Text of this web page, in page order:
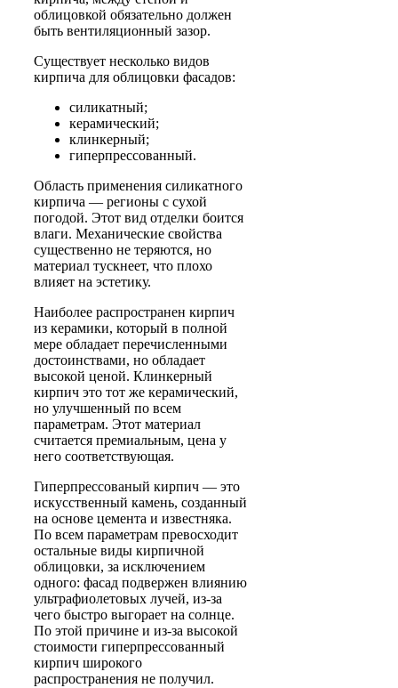
облицовкой обязательно должен
быть вентиляционный зазор.
Существует несколько видов
кирпича для облицовки фасадов:
силикатный;
керамический;
клинкерный;
гиперпрессованный.
Область применения силикатного
кирпича — регионы с сухой
погодой. Этот вид отделки боится
влаги. Механические свойства
существенно не теряются, но
материал тускнеет, что плохо
влияет на эстетику.
Наиболее распространен кирпич
из керамики, который в полной
мере обладает перечисленными
достоинствами, но обладает
высокой ценой. Клинкерный
кирпич это тот же керамический,
но улучшенный по всем
параметрам. Этот материал
считается премиальным, цена у
него соответствующая.
Гиперпрессованый кирпич — это
искусственный камень, созданный
на основе цемента и известняка.
По всем параметрам превосходит
остальные виды кирпичной
облицовки, за исключением
одного: фасад подвержен влиянию
ультрафиолетовых лучей, из-за
чего быстро выгорает на солнце.
По этой причине и из-за высокой
стоимости гиперпрессованный
кирпич широкого
распространения не получил.